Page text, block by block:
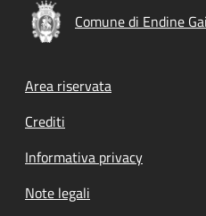
Comune di Endine
Footer menu
Area riservata
Crediti
Informativa privacy
Note legali